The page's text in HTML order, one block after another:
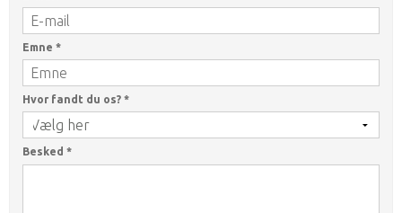
Emne *
Hvor fandt du os? *
Besked *